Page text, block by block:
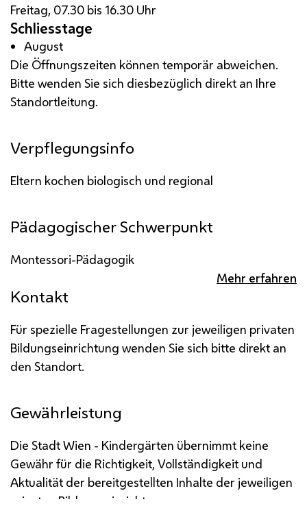
Freitag, 07.30 bis 16.30 Uhr
Schliesstage
August
Die Öffnungszeiten können temporär abweichen.
Bitte wenden Sie sich diesbezüglich direkt an Ihre
Standortleitung.
Verpflegungsinfo
Eltern kochen biologisch und regional
Pädagogischer Schwerpunkt
Montessori-Pädagogik
Mehr erfahren
Kontakt
Für spezielle Fragestellungen zur jeweiligen privaten
Bildungseinrichtung wenden Sie sich bitte direkt an
den Standort.
Gewährleistung
Die Stadt Wien - Kindergärten übernimmt keine
Gewähr für die Richtigkeit, Vollständigkeit und
Aktualität der bereitgestellten Inhalte der jeweiligen
privaten Bildungseinrichtung.